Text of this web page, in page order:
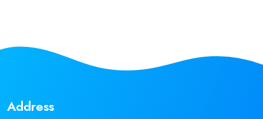
Address